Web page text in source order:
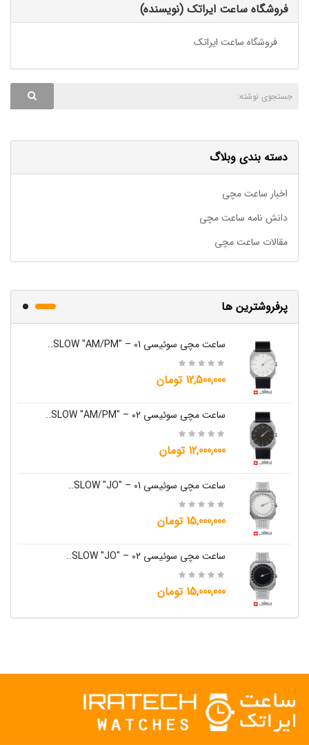
فروشگاه ساعت ایراتک (نویسنده)
فروشگاه ساعت ایراتک
دسته بندی وبلاگ
اخبار ساعت مچی
دانش نامه ساعت مچی
مقالات ساعت مچی
پرفروشترین ها
ساعت مچی سوئیسی SLOW "AM/PM" – 01..
12,500,000 تومان
ساعت مچی سوئیسی SLOW "AM/PM" – 02..
12,000,000 تومان
ساعت مچی سوئیسی SLOW "JO" – 01..
15,000,000 تومان
ساعت مچی سوئیسی SLOW "JO" – 02..
15,000,000 تومان